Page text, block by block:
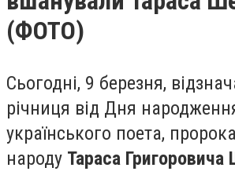
(ФОТО)
Сьогодні, 9 березня,
річниця від Дня
українського поета,
народу Тараса